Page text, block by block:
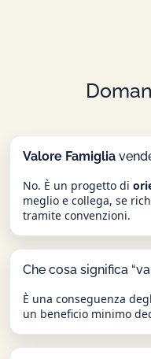
Valore Famiglia
No. È un progetto di
meglio e collega, se
tramite convenzioni.
Che cosa significa
È una conseguenza
un beneficio minimo